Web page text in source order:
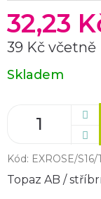
32,23
39 Kč včetně
Měrná
cena:
Skladem
Kód: EXROSE/
Topaz AB /